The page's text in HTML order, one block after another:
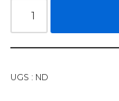
UGS : ND